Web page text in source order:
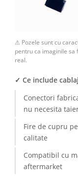
Camere înregistrare
Conectică Auto
Conectică Audi
Conectică BMW
Conectică Volkswagen
Conectică Mercedes
⚠ Pozele sunt cu
pentru ca imaginile
real.
✓ Ce include
Conectori
nu necesita
Fire de cupru
calitate
Compatibil cu
aftermarket